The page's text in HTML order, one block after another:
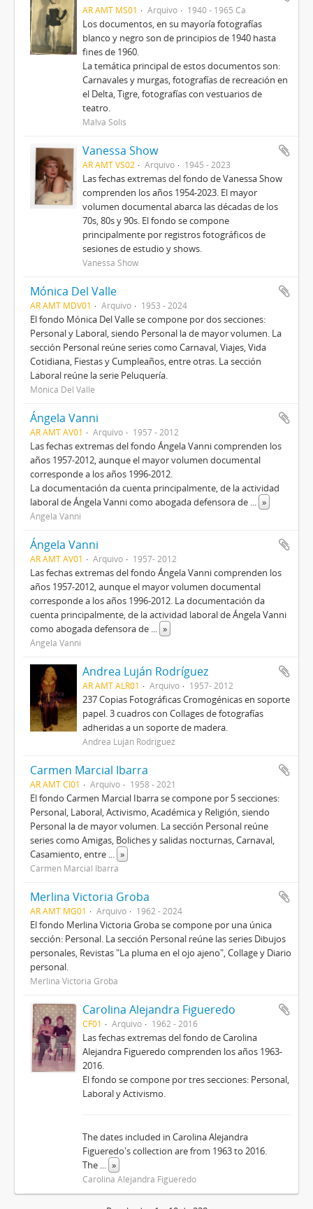
AR AMT MS01 Arquivo 1940 - 1965 Ca
Los documentos, en su mayoría fotografías
blanco y negro son de principios de 1940 hasta
fines de 1960.
La temática principal de estos documentos son:
Carnavales y murgas, fotografías de recreación en
el Delta, Tigre, fotografías con vestuarios de
teatro.
Malva Solís
Vanessa Show
AR AMT VS02 Arquivo 1945 - 2023
Las fechas extremas del fondo de Vanessa Show
comprenden los años 1954-2023. El mayor
volumen documental abarca las décadas de los
70s, 80s y 90s. El fondo se compone
principalmente por registros fotográficos de
sesiones de estudio y shows.
Vanessa Show
Mónica Del Valle
AR AMT MDV01 Arquivo 1953 - 2024
El fondo Mónica Del Valle se compone por dos secciones:
Personal y Laboral, siendo Personal la de mayor volumen. La
sección Personal reúne series como Carnaval, Viajes, Vida
Cotidiana, Fiestas y Cumpleaños, entre otras. La sección
Laboral reúne la serie Peluquería.
Mónica Del Valle
Ángela Vanni
AR AMT AV01 Arquivo 1957 - 2012
Las fechas extremas del fondo Ángela Vanni comprenden los
años 1957-2012, aunque el mayor volumen documental
corresponde a los años 1996-2012.
La documentación da cuenta principalmente, de la actividad
laboral de Ángela Vanni como abogada defensora de ... »
Ángela Vanni
Ángela Vanni
AR AMT AV01 Arquivo 1957- 2012
Las fechas extremas del fondo Ángela Vanni comprenden los
años 1957-2012, aunque el mayor volumen documental
corresponde a los años 1996-2012. La documentación da
cuenta principalmente, de la actividad laboral de Ángela Vanni
como abogada defensora de ... »
Ángela Vanni
Andrea Luján Rodríguez
AR AMT ALR01 Arquivo 1957- 2012
237 Copias Fotográficas Cromogénicas en soporte
papel. 3 cuadros con Collages de fotografías
adheridas a un soporte de madera.
Andrea Luján Rodríguez
Carmen Marcial Ibarra
AR AMT CI01 Arquivo 1958 - 2021
El fondo Carmen Marcial Ibarra se compone por 5 secciones:
Personal, Laboral, Activismo, Académica y Religión, siendo
Personal la de mayor volumen. La sección Personal reúne
series como Amigas, Boliches y salidas nocturnas, Carnaval,
Casamiento, entre ... »
Carmen Marcial Ibarra
Merlina Victoria Groba
AR AMT MG01 Arquivo 1962 - 2024
El fondo Merlina Victoria Groba se compone por una única
sección: Personal. La sección Personal reúne las series Dibujos
personales, Revistas "La pluma en el ojo ajeno", Collage y Diario
personal.
Merlina Victoria Groba
Carolina Alejandra Figueredo
CF01 Arquivo 1962 - 2016
Las fechas extremas del fondo de Carolina
Alejandra Figueredo comprenden los años 1963-
2016.
El fondo se compone por tres secciones: Personal,
Laboral y Activismo.
The dates included in Carolina Alejandra
Figueredo's collection are from 1963 to 2016.
The ... »
Carolina Alejandra Figueredo